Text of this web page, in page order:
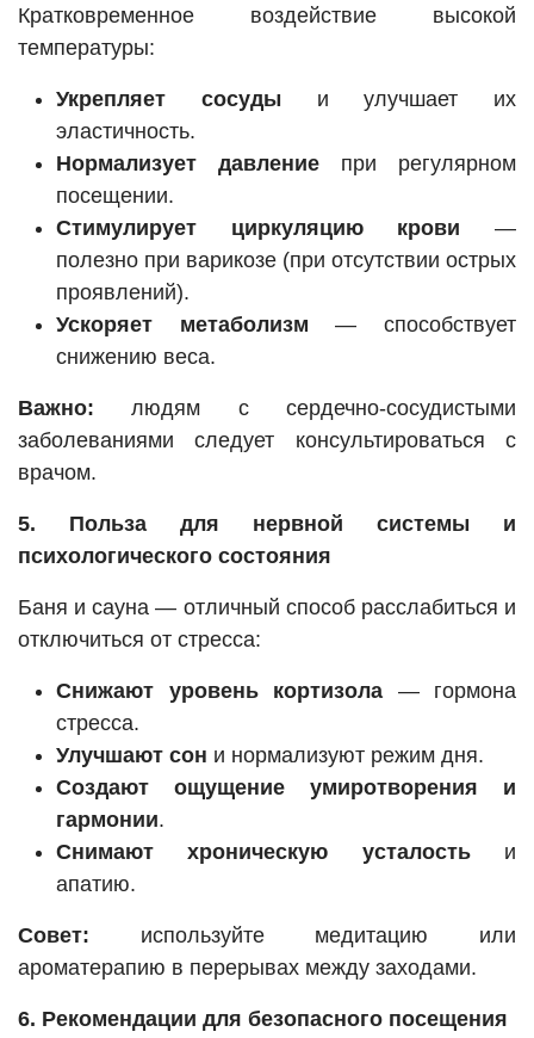
Кратковременное воздействие высокой
температуры:
Укрепляет сосудыи улучшает их
эластичность.
Нормализует давление при регулярном
посещении.
Стимулирует циркуляцию крови —
полезно при варикозе (при отсутствии острых
проявлений).
Ускоряет метаболизм — способствует
снижению веса.
Важно: людям с сердечно-сосудистыми
заболеваниями следует консультироваться с
врачом.
5. Польза для нервной системы и
психологического состояния
Баня и сауна — отличный способ расслабиться и
отключиться от стресса:
Снижают уровень кортизола — гормона
стресса.
Улучшают сон и нормализуют режим дня.
Создают ощущение умиротворения и
гармонии.
Снимают хроническую усталостьи
апатию.
Совет: используйте медитацию или
ароматерапию в перерывах между заходами.
6. Рекомендации для безопасного посещения